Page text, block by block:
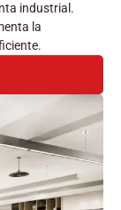
industrial.
la